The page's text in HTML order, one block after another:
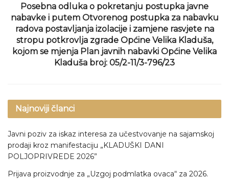
Posebna odluka o pokretanju postupka javne
nabavke i putem Otvorenog postupka za nabavku
radova postavljanja izolacije i zamjene rasvjete na
stropu potkrovlja zgrade Općine Velika Kladuša,
kojom se mjenja Plan javnih nabavki Općine Velika
Kladuša broj: 05/2-11/3-796/23
Najnoviji članci
Javni poziv za iskaz interesa za učestvovanje na sajamskoj
prodaji kroz manifestaciju „KLADUŠKI DANI
POLJOPRIVREDE 2026”
Prijava proizvodnje za „Uzgoj podmlatka ovaca“ za 2026.